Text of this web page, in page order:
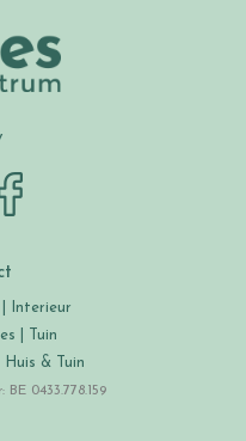
| Interieur
| Tuin
& Tuin
0433.778.159